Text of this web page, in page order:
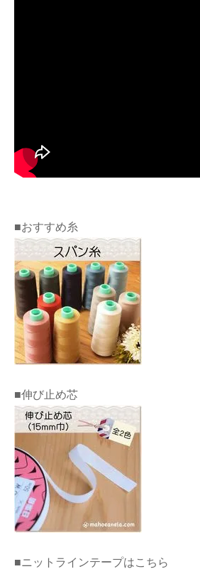
■おすすめ糸
■伸び止め芯
■ニットラインテープはこちら